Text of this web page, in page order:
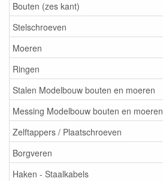
Bouten (zes kant)
Stelschroeven
Moeren
Ringen
Stalen Modelbouw bouten en moeren
Messing Modelbouw bouten en moeren
Zelftappers / Plaatschroeven
Borgveren
Haken - Staalkabels